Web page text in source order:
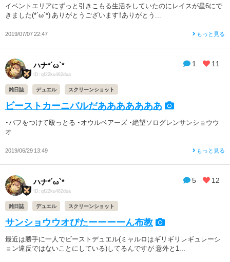
イベントエリアにずっと引きこもる生活をしていたのにレイスが星6にで
きました(*´ω`*) ありがとうございます！ありがとう...
2019/07/07 22:47 もっと見る
1 11
ハナ*´ω`*
ID: qf22ku482dua
雑日誌 デュエル スクリーンショット
ビーストカーニバルだあああああああ
・バフをつけて殴っとる ・オウルベアーズ ・絶望ソログレンサンショウウ
オ
2019/06/29 13:49 もっと見る
5 12
ハナ*´ω`*
ID: qf22ku482dua
雑日誌 デュエル スクリーンショット
サンショウウオびたーーーーん布教
最近は勝手に一人でビーストデュエル(ミャルロはギリギリレギュレーシ
ョン違反ではないことにしている)してるんですが 意外と1...